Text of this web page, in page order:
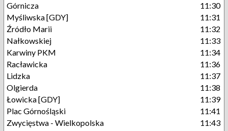
Górnicza
11:30
Myśliwska [GDY]
11:31
Źródło Marii
11:32
Nałkowskiej
11:33
Karwiny PKM
11:34
Racławicka
11:36
Lidzka
11:37
Olgierda
11:38
Łowicka [GDY]
11:39
Plac Górnośląski
11:41
Zwycięstwa - Wielkopolska
11:43